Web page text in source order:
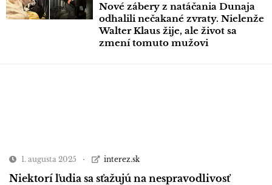
Nové zábery z natáčania Dunaja
odhalili nečakané zvraty. Nielenže
Walter Klaus žije, ale život sa
zmení tomuto mužovi
1. augusta 2025 interez.sk
Niektorí ľudia sa sťažujú na nespravodlivosť